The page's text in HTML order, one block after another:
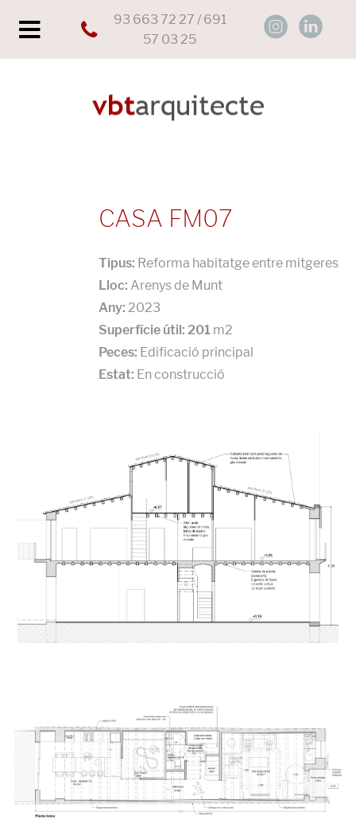
93 663 72 27 / 691
57 03 25
CASA FM07
Tipus: Reforma habitatge entre mitgeres
Lloc: Arenys de Munt
Any: 2023
Superfície útil: 201m2
Peces: Edificació principal
Estat: En construcció